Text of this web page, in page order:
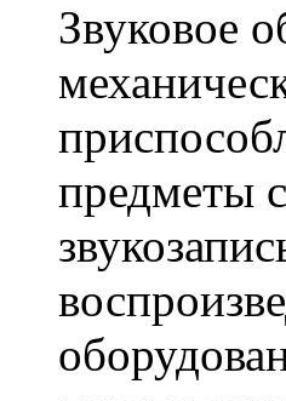
Звуковое
предметы